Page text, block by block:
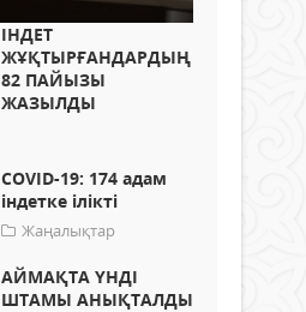
ІНДЕТ
ЖҰҚТЫРҒАНДАРДЫҢ
82 ПАЙЫЗЫ
ЖАЗЫЛДЫ
COVID-19: 174 адам
індетке ілікті
Жаңалықтар
АЙМАҚТА ҮНДІ
ШТАМЫ АНЫҚТАЛДЫ